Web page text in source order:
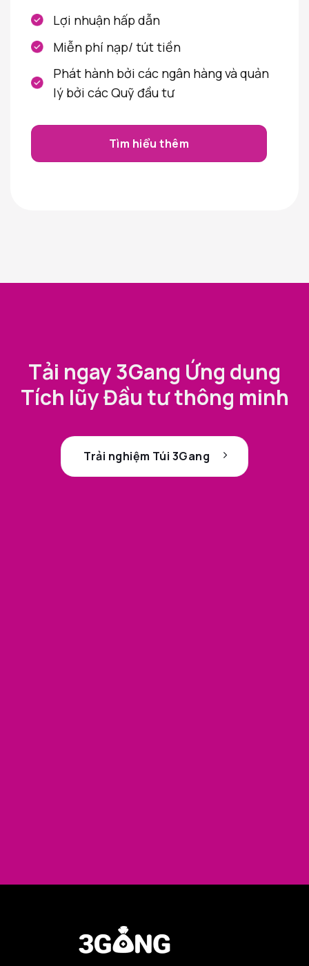
Lợi nhuận hấp dẫn
Miễn phí nạp/ tút tiền
Phát hành bởi các ngân hàng và quản
lý bởi các Quỹ đầu tư
Tìm hiểu thêm
Tải ngay 3Gang Ứng dụng
Tích lũy Đầu tư thông minh
Trải nghiệm Túi 3Gang